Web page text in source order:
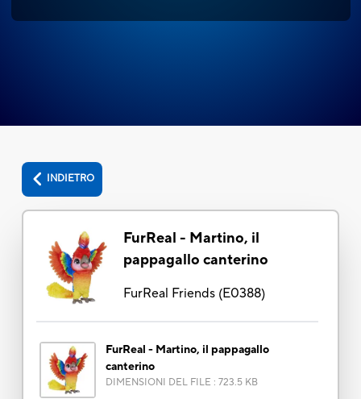
INDIETRO
FurReal - Martino, il
pappagallo canterino
FurReal Friends(E0388)
FurReal - Martino, il pappagallo
canterino
DIMENSIONI DEL FILE : 723.5 KB